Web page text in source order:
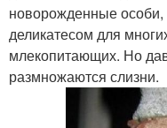
новорожденные особи,
деликатесом для
млекопитающих. Но
размножаются слизни.